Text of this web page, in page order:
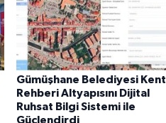
Gümüşhane Belediyesi Kent
Rehberi Altyapısını Dijital
Ruhsat Bilgi Sistemi ile
Güçlendirdi